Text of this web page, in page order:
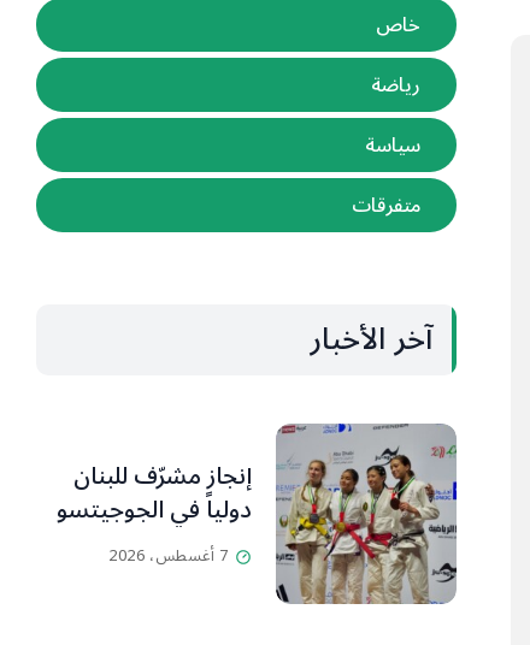
خاص
رياضة
سياسة
متفرقات
آخر الأخبار
إنجاز مشرّف للبنان
دولياً في الجوجيتسو
7 أغسطس، 2026